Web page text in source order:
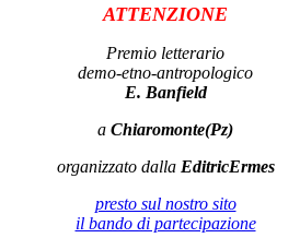
ATTENZIONE
Premio letterario
demo-etno-antropologico
E. Banfield
a Chiaromonte(Pz)
organizzato dalla EditricErmes
presto sul nostro sito
il bando di partecipazione